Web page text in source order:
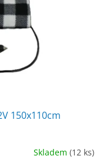
150x110cm
Skladem(12 ks)